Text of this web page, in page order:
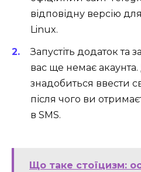
відповідну версію
Linux.
Запустіть додаток та
вас ще немає
знадобиться ввести
після чого ви
в SMS.
Що таке стоїцизм: